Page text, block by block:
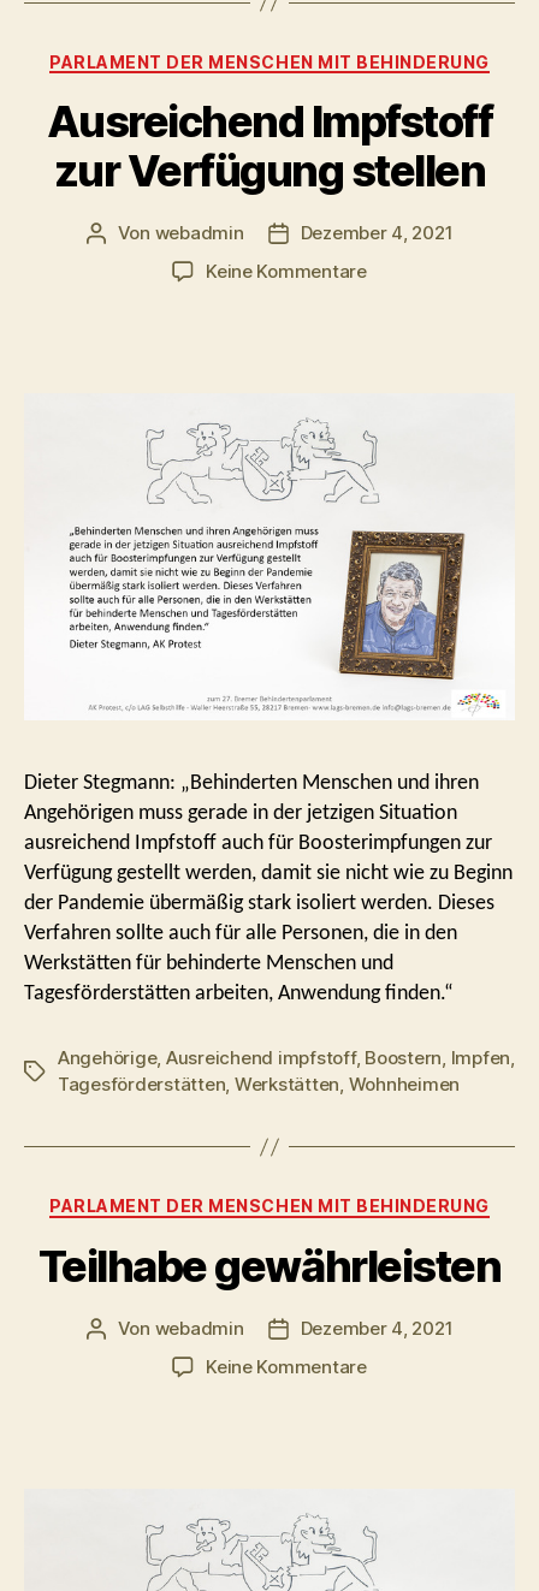
Kategorien
PARLAMENT DER MENSCHEN MIT BEHINDERUNG
Ausreichend Impfstoff
zur Verfügung stellen
Beitragsautor
Von webadmin Beitragsdatum
Dezember 4, 2021
Keine Kommentarezu
Dieter Stegmann: „Behinderten Menschen und ihren
Angehörigen muss gerade in der jetzigen Situation
ausreichend Impfstoff auch für Boosterimpfungen zur
Verfügung gestellt werden, damit sie nicht wie zu Beginn
der Pandemie übermäßig stark isoliert werden. Dieses
Verfahren sollte auch für alle Personen, die in den
Werkstätten für behinderte Menschen und
Tagesförderstätten arbeiten, Anwendung finden.“
Schlagwörter
Angehörige, Ausreichend impfstoff, Boostern, Impfen,
Tagesförderstätten, Werkstätten, Wohnheimen
Kategorien
PARLAMENT DER MENSCHEN MIT BEHINDERUNG
Teilhabe gewährleisten
Beitragsautor
Von webadmin Beitragsdatum
Dezember 4, 2021
Keine Kommentarezu